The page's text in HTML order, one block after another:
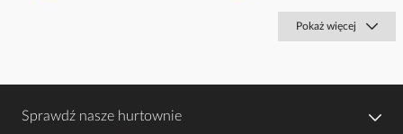
Pokaż więcej
Sprawdź nasze hurtownie